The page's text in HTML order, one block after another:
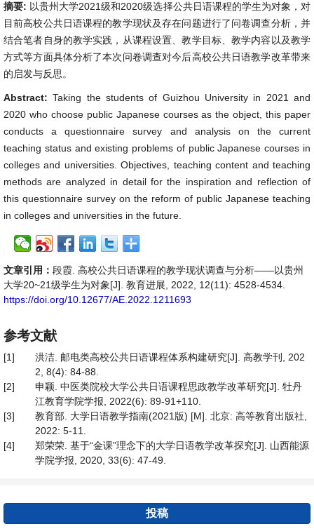
摘要: 以贵州大学2021级和2020级选择公共日语课程的学生为对象，对
目前高校公共日语课程的教学现状及存在问题进行了问卷调查分析，并
结合笔者自身的教学实践，从课程设置、教学目标、教学内容以及教学
方式等方面具体分析了本次问卷调查对今后高校公共日语教学改革带来
的启发与反思。
Abstract:Taking the students of Guizhou University in 2021 and
2020 who choose public Japanese courses as the object, this paper
conducts a questionnaire survey and analysis on the current
teaching status and existing problems of public Japanese courses in
colleges and universities. Objectives, teaching content and teaching
methods are analyzed in detail for the inspiration and reflection of
this questionnaire survey on the reform of public Japanese teaching
in colleges and universities in the future.
文章引用： 段霞. 高校公共日语课程的教学现状调查与分析——以贵州
大学20~21级学生为对象[J]. 教育进展, 2022, 12(11): 4528-4534.
https://doi.org/10.12677/AE.2022.1211693
参考文献
[1]
洪洁. 邮电类高校公共日语课程体系构建研究[J]. 高教学刊, 202
2, 8(4): 84-88.
[2]
申颖. 中医类院校大学公共日语课程思政教学改革研究[J]. 牡丹
江教育学院学报, 2022(6): 89-91+110.
[3]
教育部. 大学日语教学指南(2021版) [M]. 北京: 高等教育出版社,
2022: 5-11.
[4]
郑荣荣. 基于“金课”理念下的大学日语教学改革探究[J]. 山西能源
学院学报, 2020, 33(6): 47-49.
投稿